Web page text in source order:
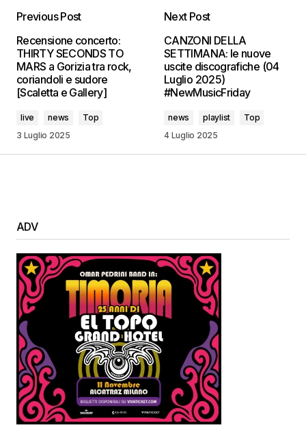
Previous Post
Recensione concerto:
THIRTY SECONDS TO
MARS a Gorizia tra rock,
coriandoli e sudore
[Scaletta e Gallery]
live news
Top
3 Luglio 2025
Next Post
CANZONI DELLA
SETTIMANA: le nuove
uscite discografiche (04
Luglio 2025)
#NewMusicFriday
news playlist
Top
4 Luglio 2025
ADV